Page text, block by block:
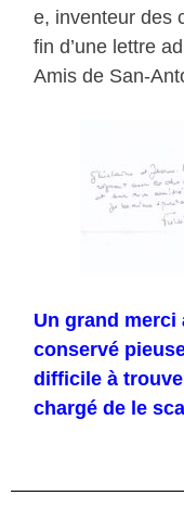
e, inventeur des
fin d’une lettre
Amis de San-
Un grand merci
conservé
difficile à
chargé de le